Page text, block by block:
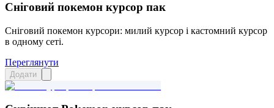
Сніговий покемон курсор пак
Сніговий покемон курсори: милий курсор і кастомний курсор
в одному сеті.
Переглянути
Додати